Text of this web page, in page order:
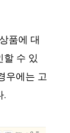
품에 대
할 수 있
우에는 고
.